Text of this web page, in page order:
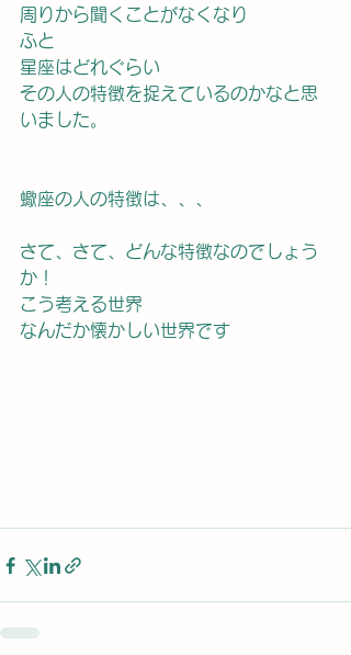
周りから聞くことがなくなり
ふと
星座はどれぐらい
その人の特徴を捉えているのかなと思
いました。
蠍座の人の特徴は、、、
さて、さて、どんな特徴なのでしょう
か！
こう考える世界
なんだか懐かしい世界です